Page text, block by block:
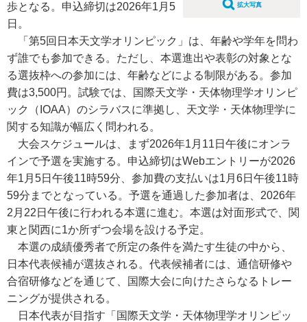
拡大写真
歩となる。申込締切は2026年1月5
日。
「第5回日本天文学オリンピック」は、年齢や学年を問わ
ず誰でも参加できる。ただし、本選進出や表彰の対象とな
る選抜枠への参加には、年齢などによる制限がある。参加
費は3,500円。試験では、国際天文学・天体物理学オリンピ
ック（IOAA）のシラバスに準拠し、天文学・天体物理学に
関する知識が幅広く問われる。
大会スケジュールは、まず2026年1月11日午後にオンラ
インで予選を実施する。申込締切はWebエントリーが2026
年1月5日午後11時59分、参加費の支払いは1月6日午後11時
59分までとなっている。予選を通過した参加者は、2026年
2月22日午後に行われる本選に進む。本選は対面形式で、関
東と関西に1か所ずつ会場を設ける予定。
本選の成績優秀者で所定の条件を満たす生徒の中から、
日本代表候補が選抜される。代表候補者には、通信研修や
合宿研修などを通じて、国際大会に向けたさらなるトレー
ニングが提供される。
日本代表が目指す「国際天文学・天体物理学オリンピッ